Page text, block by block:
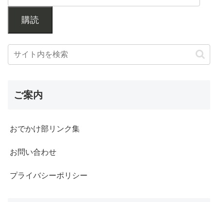
購読
ご案内
おでかけ部リンク集
お問い合わせ
プライバシーポリシー